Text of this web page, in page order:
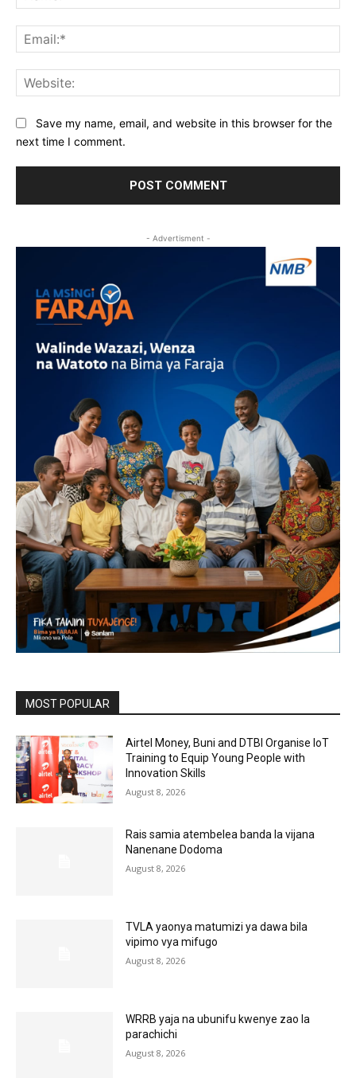
Save my name, email, and website in this browser for the
next time I comment.
- Advertisment -
MOST POPULAR
Airtel Money, Buni and DTBI Organise IoT
Training to Equip Young People with
Innovation Skills
August 8, 2026
Rais samia atembelea banda la vijana
Nanenane Dodoma
August 8, 2026
TVLA yaonya matumizi ya dawa bila
vipimo vya mifugo
August 8, 2026
WRRB yaja na ubunifu kwenye zao la
parachichi
August 8, 2026